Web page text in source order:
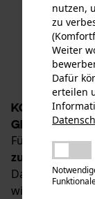
1
Kopfschutz
Gesichts-
Für optimale
zuverlässigen
Dazu gehört
wie ein
nutzen,
zu
Weiter
Dafür
erteilen
Es ist
mail